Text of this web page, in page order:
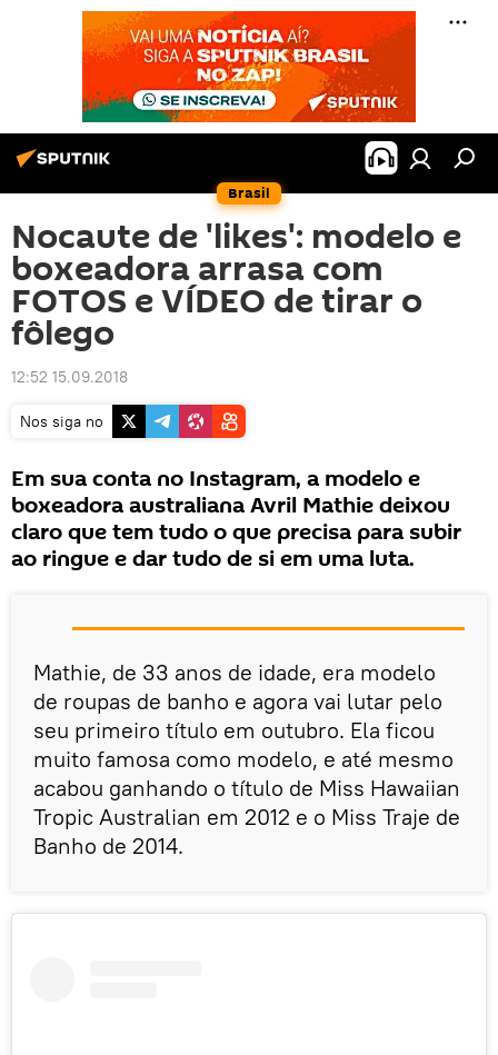
Brasil
Nocaute de 'likes': modelo e
boxeadora arrasa com
FOTOS e VÍDEO de tirar o
fôlego
12:52 15.09.2018
Nos siga no
Em sua conta no Instagram, a modelo e
boxeadora australiana Avril Mathie deixou
claro que tem tudo o que precisa para subir
ao ringue e dar tudo de si em uma luta.
Mathie, de 33 anos de idade, era modelo
de roupas de banho e agora vai lutar pelo
seu primeiro título em outubro. Ela ficou
muito famosa como modelo, e até mesmo
acabou ganhando o título de Miss Hawaiian
Tropic Australian em 2012 e o Miss Traje de
Banho de 2014.